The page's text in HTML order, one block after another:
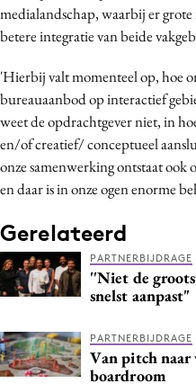
medialandschap, waarbij er
betere integratie van beide
'Hierbij valt momenteel op, hoe
bureauaanbod op interactief
weet de opdrachtgever niet, in
en/of creatief/ conceptueel
onze samenwerking ontstaat ook
en daar is in onze ogen enorme
Gerelateerd
PARTNERBIJDRAGE
''Niet de
snelst aanpast"
PARTNERBIJDRAGE
Van pitch
boardroom